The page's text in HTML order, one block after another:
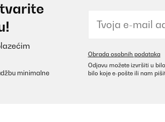
de ma commande ! Je met quand même 5
minimalne
Obrada osobnih podataka
Odjavu možete izvršiti u
bilo koje e-pošte ili nam